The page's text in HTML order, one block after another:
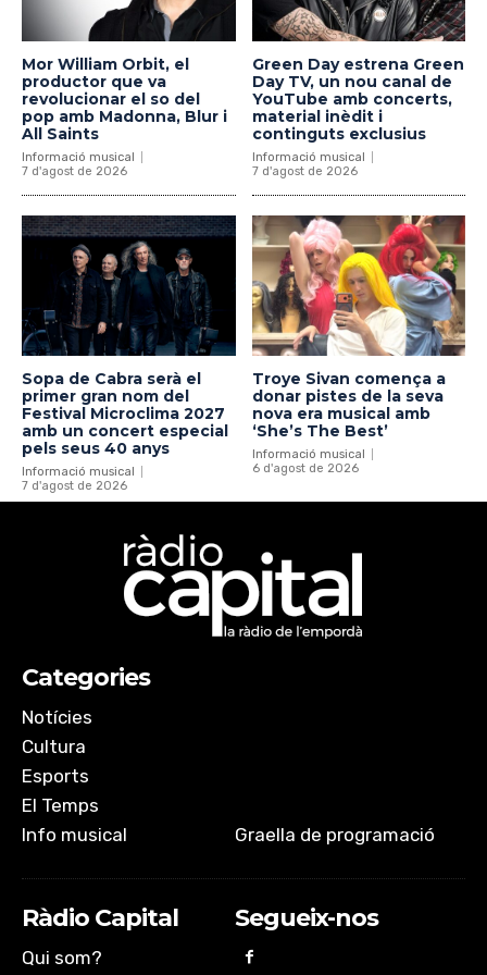
Mor William Orbit, el
productor que va
revolucionar el so del
pop amb Madonna, Blur i
All Saints
Informació musical
7 d'agost de 2026
Green Day estrena Green
Day TV, un nou canal de
YouTube amb concerts,
material inèdit i
continguts exclusius
Informació musical
7 d'agost de 2026
Sopa de Cabra serà el
primer gran nom del
Festival Microclima 2027
amb un concert especial
pels seus 40 anys
Informació musical
7 d'agost de 2026
Troye Sivan comença a
donar pistes de la seva
nova era musical amb
‘She’s The Best’
Informació musical
6 d'agost de 2026
Categories
Notícies
Cultura
Esports
El Temps
Info musical
Graella de programació
Ràdio Capital
Qui som?
Segueix-nos